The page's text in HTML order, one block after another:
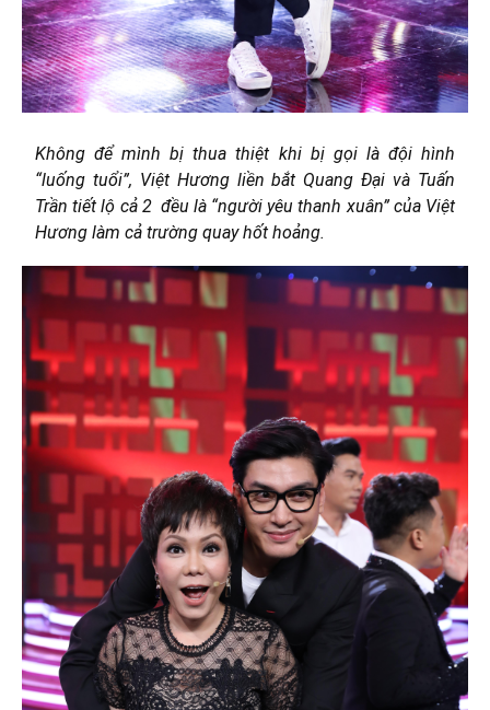
Không để mình bị thua thiệt khi bị gọi là đội hình
“luống tuổi”, Việt Hương liền bắt Quang Đại và Tuấn
Trần tiết lộ cả 2 đều là “người yêu thanh xuân” của Việt
Hương làm cả trường quay hốt hoảng.